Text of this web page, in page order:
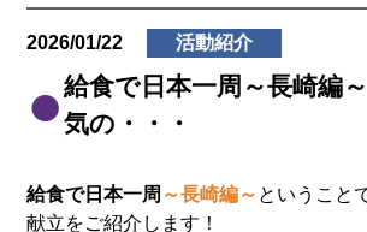
2026/01/22 活動紹介
給食で日本一周～長崎編
気の・・・
給食で日本一周 ～長崎編～ ということ
献立をご紹介します！